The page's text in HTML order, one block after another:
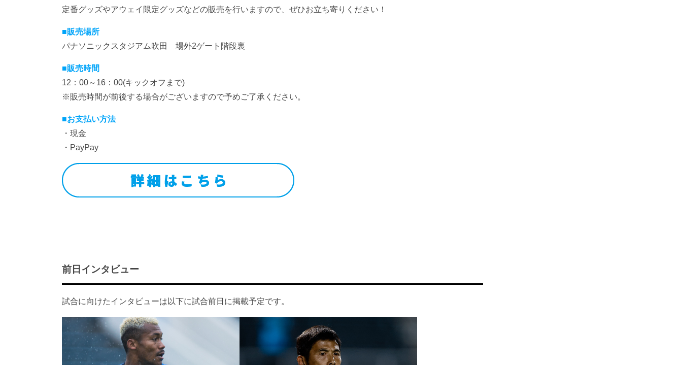
定番グッズやアウェイ限定グッズなどの販売を行いますので、ぜひお立ち寄りください！
■販売場所
パナソニックスタジアム吹田 場外2ゲート階段裏
■販売時間
12：00～16：00(キックオフまで)
※販売時間が前後する場合がございますので予めご了承ください。
■お支払い方法
・現金
・PayPay
前日インタビュー
試合に向けたインタビューは以下に試合前日に掲載予定です。